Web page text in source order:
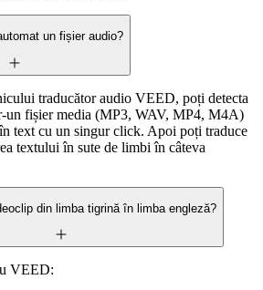
un fișier audio?
traducător audio VEED, poți detecta
un fișier media (MP3, WAV, MP4, M4A)
text cu un singur click. Apoi poți traduce
textului în sute de limbi în câteva
din limba tigrină în limba engleză?
VEED: